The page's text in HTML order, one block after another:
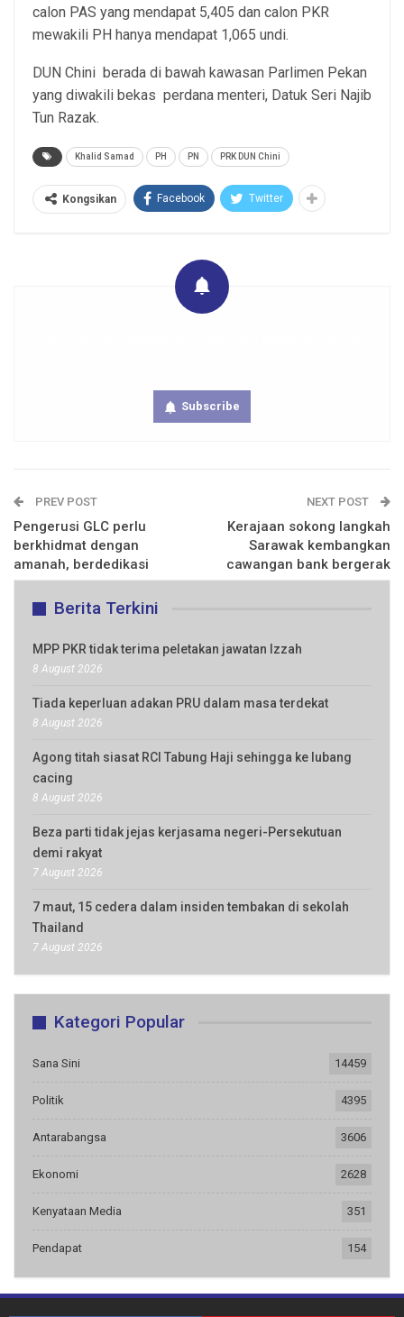
calon PAS yang mendapat 5,405 dan calon PKR
mewakili PH hanya mendapat 1,065 undi.
DUN Chini berada di bawah kawasan Parlimen Pekan
yang diwakili bekas perdana menteri, Datuk Seri Najib
Tun Razak.
Khalid Samad PH PN PRK DUN Chini
Kongsikan Facebook Twitter
Subscribe
PREV POST
Pengerusi GLC perlu
berkhidmat dengan
amanah, berdedikasi
NEXT POST
Kerajaan sokong langkah
Sarawak kembangkan
cawangan bank bergerak
Berita Terkini
MPP PKR tidak terima peletakan jawatan Izzah
8 August 2026
Tiada keperluan adakan PRU dalam masa terdekat
8 August 2026
Agong titah siasat RCI Tabung Haji sehingga ke lubang
cacing
8 August 2026
Beza parti tidak jejas kerjasama negeri-Persekutuan
demi rakyat
7 August 2026
7 maut, 15 cedera dalam insiden tembakan di sekolah
Thailand
7 August 2026
Kategori Popular
Sana Sini 14459
Politik 4395
Antarabangsa 3606
Ekonomi 2628
Kenyataan Media 351
Pendapat 154